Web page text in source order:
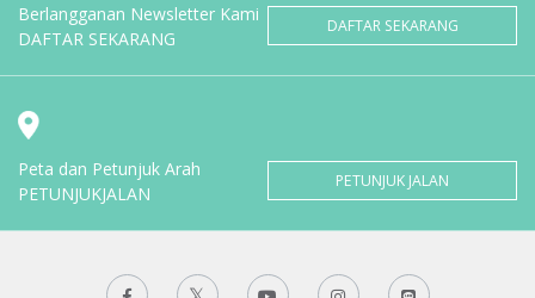
Berlangganan Newsletter Kami
DAFTAR SEKARANG
DAFTAR SEKARANG
Peta dan Petunjuk Arah
PETUNJUKJALAN
PETUNJUK JALAN